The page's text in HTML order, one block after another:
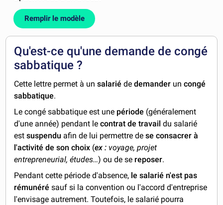
MON COMPTE
Remplir le modèle
Qu'est-ce qu'une demande de congé
sabbatique ?
Cette lettre permet à unsalariéde demander uncongé
sabbatique.
Le congé sabbatique est une période (généralement
d'une année) pendant lecontrat de travaildu salarié
est suspendu afin de lui permettre dese consacrer à
l'activité de son choix (ex : voyage, projet
entrepreneurial, études…) ou de se reposer.
Pendant cette période d'absence, le salarié n'est pas
rémunéré sauf si la convention ou l'accord d'entreprise
l'envisage autrement. Toutefois, le salarié pourra